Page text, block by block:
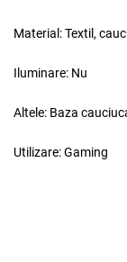
Material:Textil,
Iluminare: Nu
Altele: Baza
Utilizare:Gaming